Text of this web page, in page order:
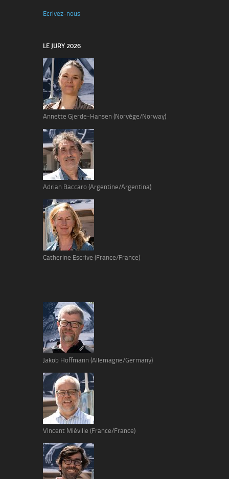
Ecrivez-nous
LE JURY 2026
Annette Gjerde-Hansen (Norvège/Norway)
Adrian Baccaro (Argentine/Argentina)
Catherine Escrive (France/France)
Jakob Hoffmann (Allemagne/Germany)
Vincent Miéville (France/France)